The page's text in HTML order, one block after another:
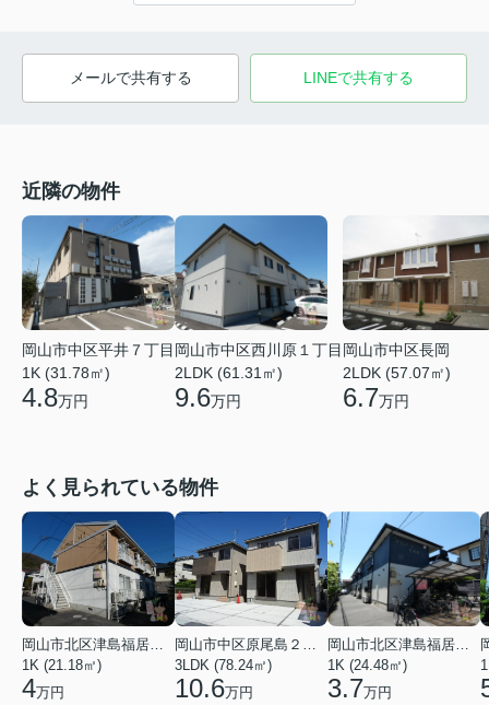
メールで共有する LINEで共有する
近隣の物件
岡山市中区平井７丁目
1K (31.78㎡)
4.8万円
岡山市中区西川原１丁目
2LDK (61.31㎡)
9.6万円
岡山市中区長岡
2LDK (57.07㎡)
6.7万円
よく見られている物件
岡山市北区津島福居１丁目
1K (21.18㎡)
4万円
岡山市中区原尾島２丁目
3LDK (78.24㎡)
10.6万円
岡山市北区津島福居１丁目
1K (24.48㎡)
3.7万円